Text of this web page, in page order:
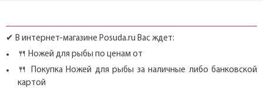
✔ В интернет-магазине Posuda.ru Вас ждет:
🍴 Ножей для рыбы по ценам от
🍴 Покупка Ножей для рыбы за наличные либо банковской
картой